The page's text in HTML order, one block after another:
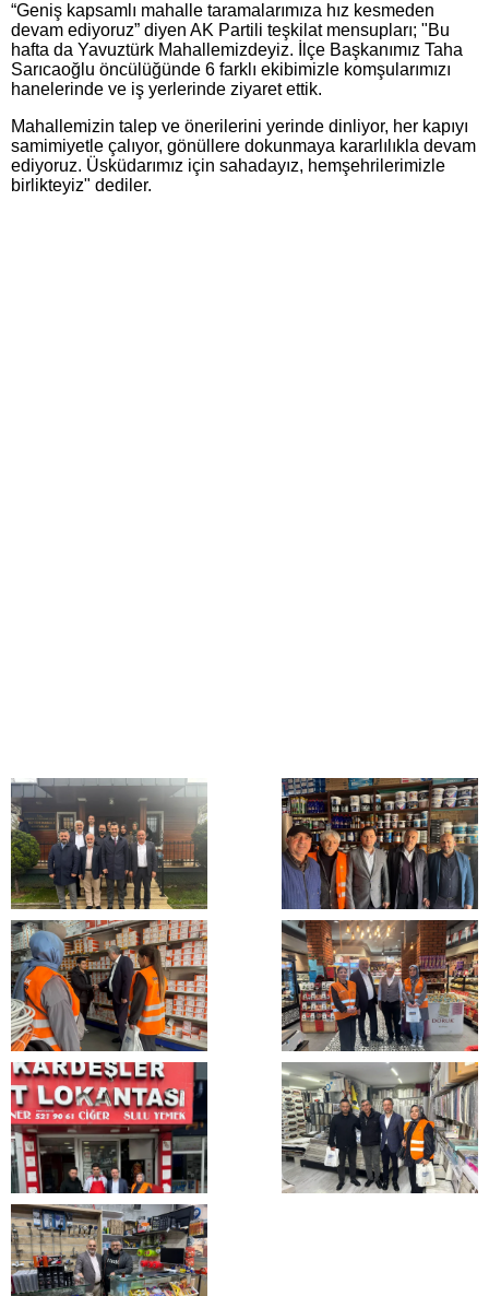
“Geniş kapsamlı mahalle taramalarımıza hız kesmeden
devam ediyoruz” diyen AK Partili teşkilat mensupları; "Bu
hafta da Yavuztürk Mahallemizdeyiz. İlçe Başkanımız Taha
Sarıcaoğlu öncülüğünde 6 farklı ekibimizle komşularımızı
hanelerinde ve iş yerlerinde ziyaret ettik.
Mahallemizin talep ve önerilerini yerinde dinliyor, her kapıyı
samimiyetle çalıyor, gönüllere dokunmaya kararlılıkla devam
ediyoruz. Üsküdarımız için sahadayız, hemşehrilerimizle
birlikteyiz" dediler.